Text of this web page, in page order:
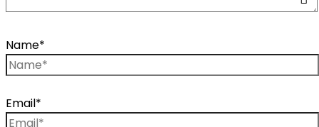
Name*
Email*